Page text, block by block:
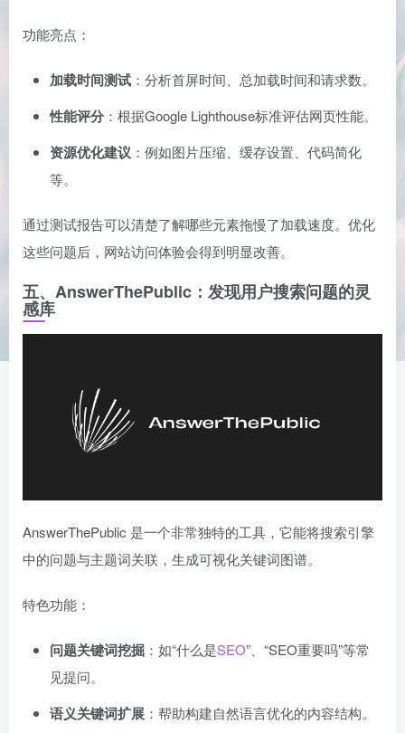
功能亮点：
加载时间测试 ：分析首屏时间、总加载时间和请求数。
性能评分 ：根据Google Lighthouse标准评估网页性能。
资源优化建议 ：例如图片压缩、缓存设置、代码简化
等。
通过测试报告可以清楚了解哪些元素拖慢了加载速度。优化
这些问题后，网站访问体验会得到明显改善。
五、AnswerThePublic：发现用户搜索问题的灵
感库
AnswerThePublic 是一个非常独特的工具，它能将搜索引擎
中的问题与主题词关联，生成可视化关键词图谱。
特色功能：
问题关键词挖掘 ：如“什么是SEO”、“SEO重要吗”等常
见提问。
语义关键词扩展 ：帮助构建自然语言优化的内容结构。